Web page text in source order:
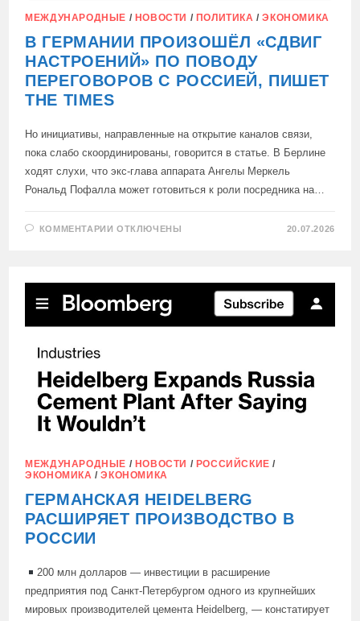
МЕЖДУНАРОДНЫЕ / НОВОСТИ / ПОЛИТИКА /ЭКОНОМИКА
В ГЕРМАНИИ ПРОИЗОШЁЛ «СДВИГ
НАСТРОЕНИЙ» ПО ПОВОДУ
ПЕРЕГОВОРОВ С РОССИЕЙ, ПИШЕТ
THE TIMES
Но инициативы, направленные на открытие каналов связи,
пока слабо скоординированы, говорится в статье. В Берлине
ходят слухи, что экс-глава аппарата Ангелы Меркель
Рональд Пофалла может готовиться к роли посредника на…
КОММЕНТАРИИ К
«СДВИГ
ПО
ПОВОДУ
TIMES
ОТКЛЮЧЕНЫ 20.07.2026
МЕЖДУНАРОДНЫЕ / НОВОСТИ / РОССИЙСКИЕ /
ЭКОНОМИКА /ЭКОНОМИКА
ГЕРМАНСКАЯ HEIDELBERG
РАСШИРЯЕТ ПРОИЗВОДСТВО В
РОССИИ
200 млн долларов — инвестиции в расширение
предприятия под Санкт-Петербургом одного из крупнейших
мировых производителей цемента Heidelberg, — констатирует